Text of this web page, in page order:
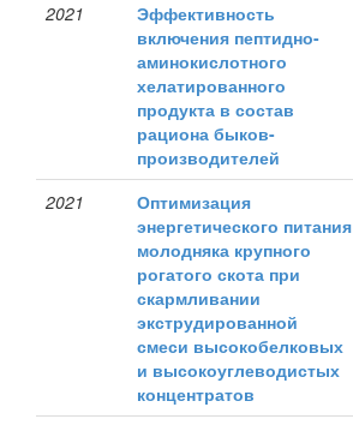
2021
Эффективность
включения пептидно-
аминокислотного
хелатированного
продукта в состав
рациона быков-
производителей
2021
Оптимизация
энергетического питания
молодняка крупного
рогатого скота при
скармливании
экструдированной
смеси высокобелковых
и высокоуглеводистых
концентратов